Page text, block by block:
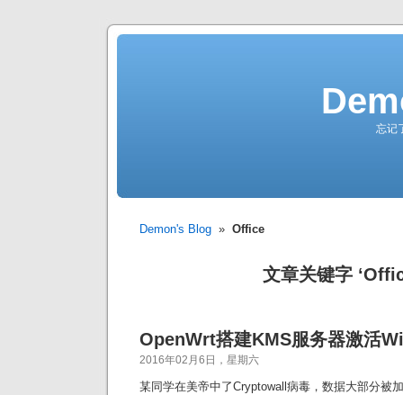
忘记
Demon's Blog » Office
文章关键字
OpenWrt搭建KMS服务器激活
2016年02月6日，星期六
某同学在美帝中了Cryptowall病毒，数据大部分被